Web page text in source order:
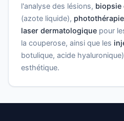
l'analyse des lésions, biopsie
(azote liquide),
laser dermatologique pour
la couperose, ainsi que les
botulique, acide
esthétique.